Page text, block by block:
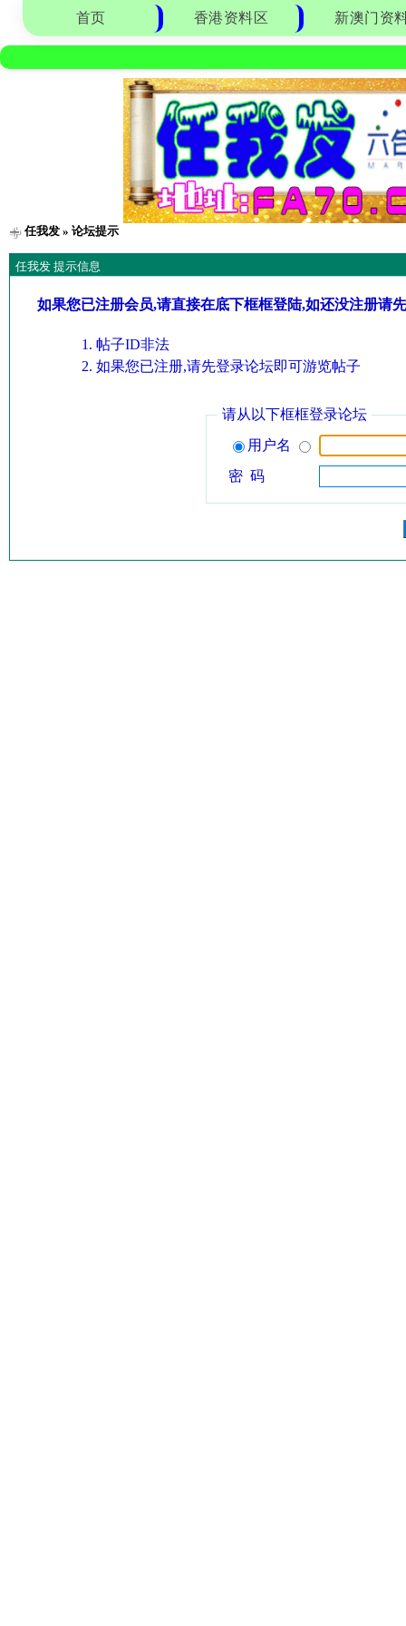
首页 香港资料区 新澳门资
任我发» 论坛提示
任我发 提示信息
如果您已注册会员,请直接在底下框框登陆,如还没注册请
帖子ID非法
如果您已注册,请先登录论坛即可游览帖子
请从以下框框登录论坛
用户名
密 码